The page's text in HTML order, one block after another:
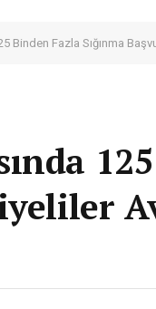
Binden Fazla Sığınma